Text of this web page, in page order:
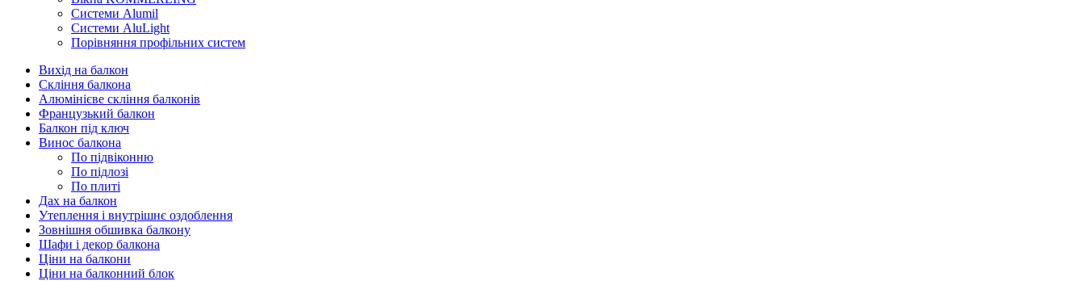
Cистеми Alumil
Системи AluLight
Порівняння профільних систем
Вихід на балкон
Скління балкона
Алюмінієве скління балконів
Французький балкон
Балкон під ключ
Винос балкона
По підвіконню
По підлозі
По плиті
Дах на балкон
Утеплення і внутрішнє оздоблення
Зовнішня обшивка балкону
Шафи і декор балкона
Ціни на балкони
Ціни на балконний блок